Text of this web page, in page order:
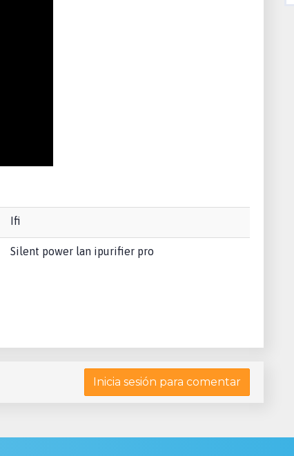
Ifi
Silent power lan ipurifier pro
Inicia sesión para comentar